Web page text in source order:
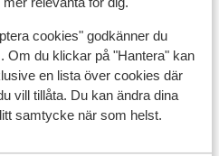
cookies" godkänner du
Om du klickar på "Hantera" kan
en lista över cookies där
vill tillåta. Du kan ändra dina
samtycke när som helst.
av totalbeloppet i dricks på